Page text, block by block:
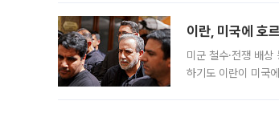
이란, 미국에 호
미군 철수·전쟁 배
하기도 이란이 미국